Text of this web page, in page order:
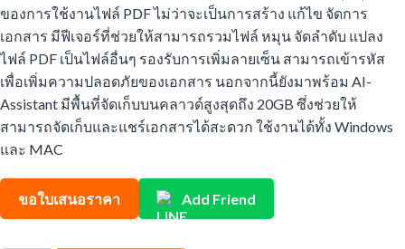
ของการใช้งานไฟล์ PDF ไม่ว่าจะเป็นการสร้าง แก้ไข จัดการ
เอกสาร มีฟีเจอร์ที่ช่วยให้สามารถรวมไฟล์ หมุน จัดลำดับ แปลง
ไฟล์ PDF เป็นไฟล์อื่นๆ รองรับการเพิ่มลายเซ็น สามารถเข้ารหัส
เพื่อเพิ่มความปลอดภัยของเอกสาร นอกจากนี้ยังมาพร้อม AI-
Assistant มีพื้นที่จัดเก็บบนคลาวด์สูงสุดถึง 20GB ซึ่งช่วยให้
สามารถจัดเก็บและแชร์เอกสารได้สะดวก ใช้งานได้ทั้ง Windows
และ MAC
ขอใบเสนอราคา Add Friend